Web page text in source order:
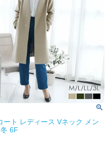
ート レディース Vネック メン
6F